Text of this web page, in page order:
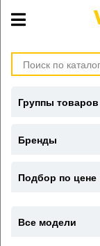
Группы товаров
Бренды
Подбор по цене
Все модели